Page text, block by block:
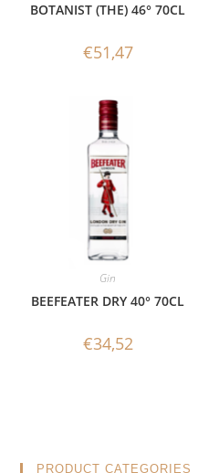
BOTANIST (THE) 46° 70CL
€51,47
Gin
BEEFEATER DRY 40° 70CL
€34,52
PRODUCT CATEGORIES